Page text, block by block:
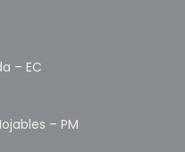
– EC
– PM